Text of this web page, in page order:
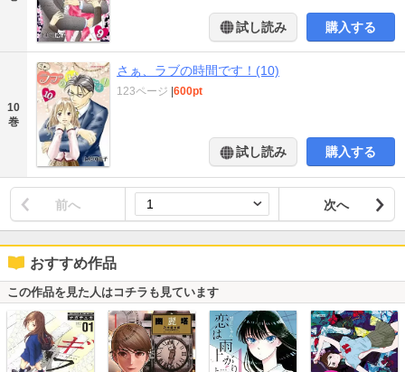
試し読み 購入する
10
巻
さぁ、ラブの時間です！(10)
123ページ |600pt
試し読み 購入する
前へ 次へ
おすすめ作品
この作品を見た人はコチラも見ています